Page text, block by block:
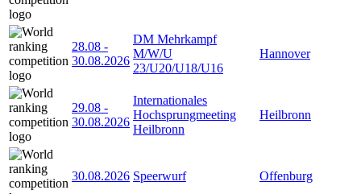
28.08 -
30.08.2026
DM Mehrkampf
M/W/U
23/U20/U18/U16
Hannover
29.08 -
30.08.2026
Internationales
Hochsprungmeeting
Heilbronn
Heilbronn
30.08.2026 Speerwurf Offenburg